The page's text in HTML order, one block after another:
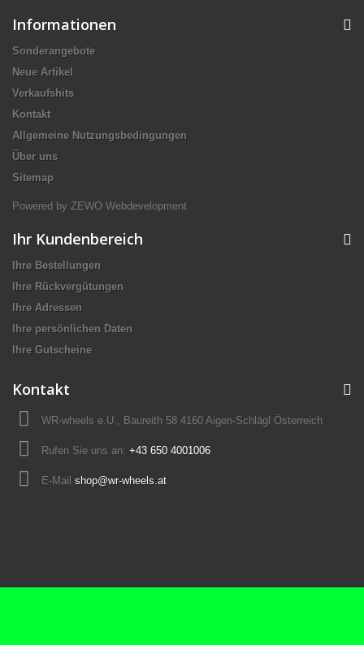
Informationen
Sonderangebote
Neue Artikel
Verkaufshits
Kontakt
Allgemeine Nutzungsbedingungen
Über uns
Sitemap
Powered by ZEWO Webdevelopment
Ihr Kundenbereich
Ihre Bestellungen
Ihre Rückvergütungen
Ihre Adressen
Ihre persönlichen Daten
Ihre Gutscheine
Kontakt
WR-wheels e.U., Baureith 58 4160 Aigen-Schlägl Österreich
Rufen Sie uns an: +43 650 4001006
E-Mail shop@wr-wheels.at